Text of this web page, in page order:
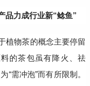
品力成行业新“鲶鱼”
植物茶的概念主要停留
的茶包虽有降火、祛
“需冲泡”而有所限制。